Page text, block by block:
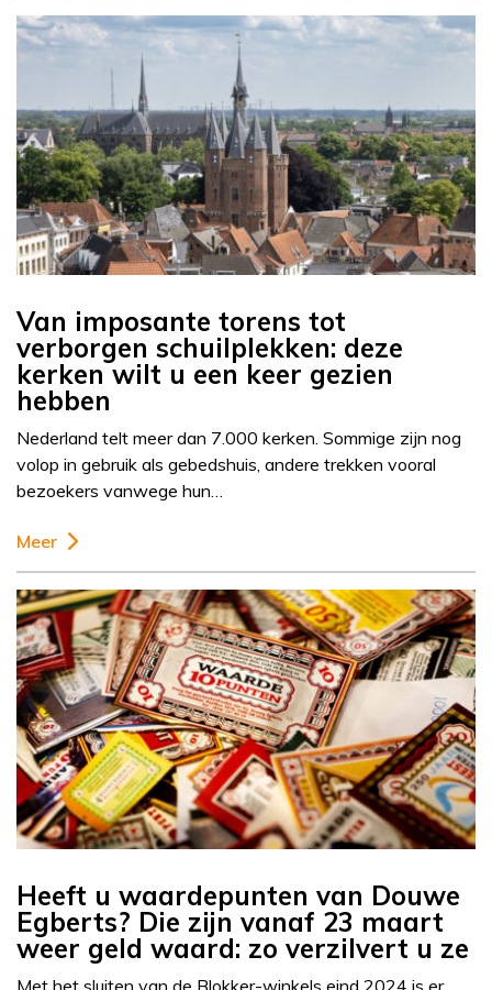
Van imposante torens tot
verborgen schuilplekken: deze
kerken wilt u een keer gezien
hebben
Nederland telt meer dan 7.000 kerken. Sommige zijn nog
volop in gebruik als gebedshuis, andere trekken vooral
bezoekers vanwege hun…
Meer
Heeft u waardepunten van Douwe
Egberts? Die zijn vanaf 23 maart
weer geld waard: zo verzilvert u ze